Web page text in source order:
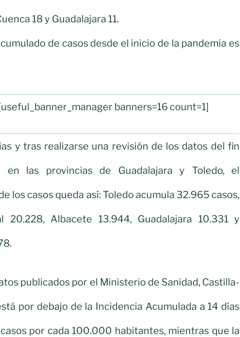
18 y Guadalajara 11.
de casos desde el inicio de la pandemia es
banners=16 count=1]
y tras realizarse una revisión de los datos del fin
en las provincias de Guadalajara y Toledo, el
los casos queda así: Toledo acumula 32.965 casos,
20.228, Albacete 13.944, Guadalajara 10.331 y
publicados por el Ministerio de Sanidad, Castilla-
por debajo de la Incidencia Acumulada a 14 días
por cada 100.000 habitantes, mientras que la